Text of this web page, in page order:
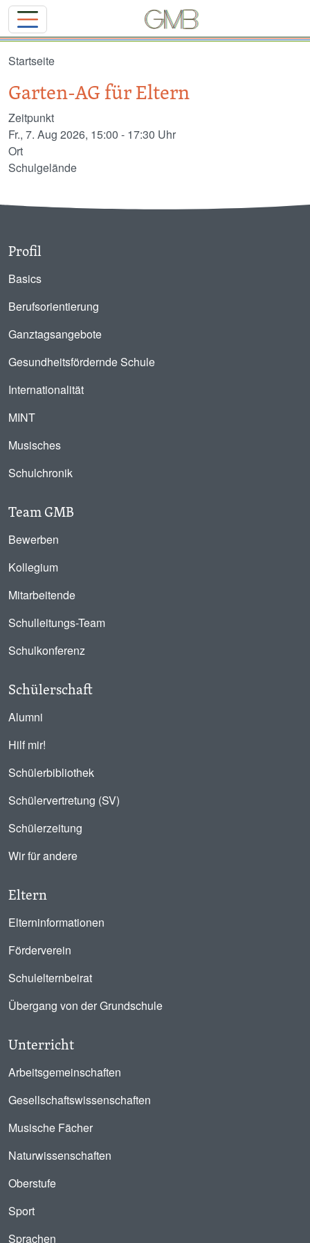
Startseite
Garten-AG für Eltern
Zeitpunkt
Fr., 7. Aug 2026, 15:00 - 17:30 Uhr
Ort
Schulgelände
Profil
Basics
Berufsorientierung
Ganztagsangebote
Gesundheitsfördernde Schule
Internationalität
MINT
Musisches
Schulchronik
Team GMB
Bewerben
Kollegium
Mitarbeitende
Schulleitungs-Team
Schulkonferenz
Schülerschaft
Alumni
Hilf mir!
Schülerbibliothek
Schülervertretung (SV)
Schülerzeitung
Wir für andere
Eltern
Elterninformationen
Förderverein
Schulelternbeirat
Übergang von der Grundschule
Unterricht
Arbeitsgemeinschaften
Gesellschaftswissenschaften
Musische Fächer
Naturwissenschaften
Oberstufe
Sport
Sprachen